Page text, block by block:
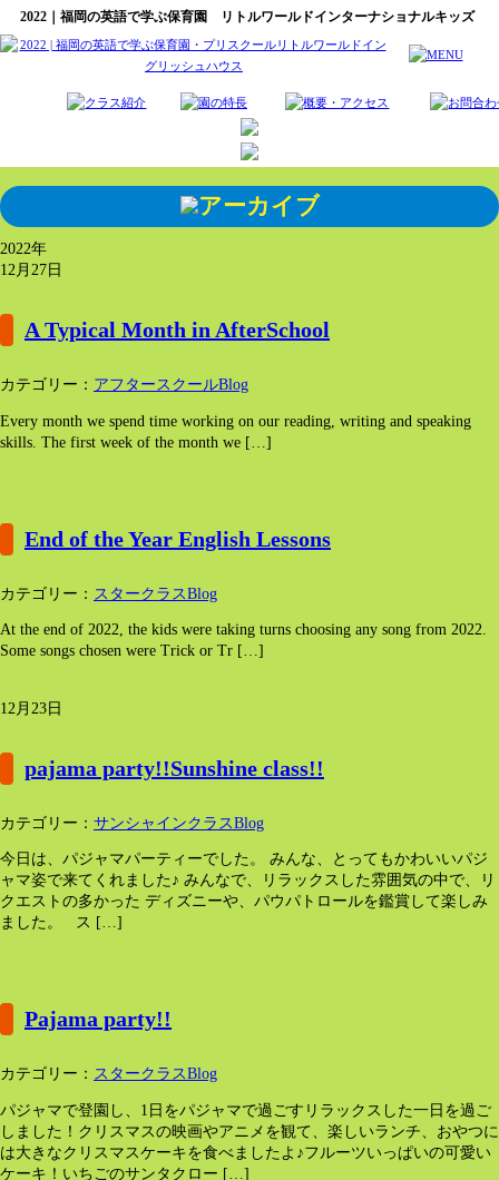
2022｜福岡の英語で学ぶ保育園 リトルワールドインターナショナルキッズ
2022年
12月27日
A Typical Month in AfterSchool
カテゴリー： アフタースクールBlog
Every month we spend time working on our reading, writing and speaking
skills. The first week of the month we […]
End of the Year English Lessons
カテゴリー： スタークラスBlog
At the end of 2022, the kids were taking turns choosing any song from 2022.
Some songs chosen were Trick or Tr […]
12月23日
pajama party!!Sunshine class!!
カテゴリー： サンシャインクラスBlog
今日は、パジャマパーティーでした。 みんな、とってもかわいいパジ
ャマ姿で来てくれました♪ みんなで、リラックスした雰囲気の中で、リ
クエストの多かった ディズニーや、パウパトロールを鑑賞して楽しみ
ました。 ス […]
Pajama party!!
カテゴリー： スタークラスBlog
パジャマで登園し、1日をパジャマで過ごすリラックスした一日を過ご
しました！クリスマスの映画やアニメを観て、楽しいランチ、おやつに
は大きなクリスマスケーキを食べましたよ♪フルーツいっぱいの可愛い
ケーキ！いちごのサンタクロー […]